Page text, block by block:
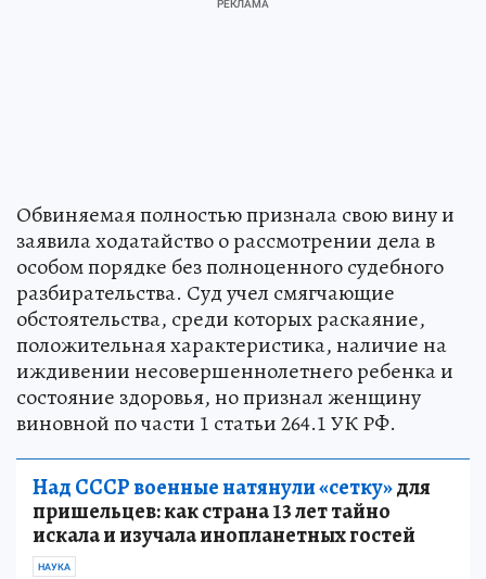
Обвиняемая полностью признала свою вину и
заявила ходатайство о рассмотрении дела в
особом порядке без полноценного судебного
разбирательства. Суд учел смягчающие
обстоятельства, среди которых раскаяние,
положительная характеристика, наличие на
иждивении несовершеннолетнего ребенка и
состояние здоровья, но признал женщину
виновной по части 1 статьи 264.1 УК РФ.
Над СССР военные натянули «сетку»для
пришельцев: как страна 13 лет тайно
искала и изучала инопланетных гостей
НАУКА